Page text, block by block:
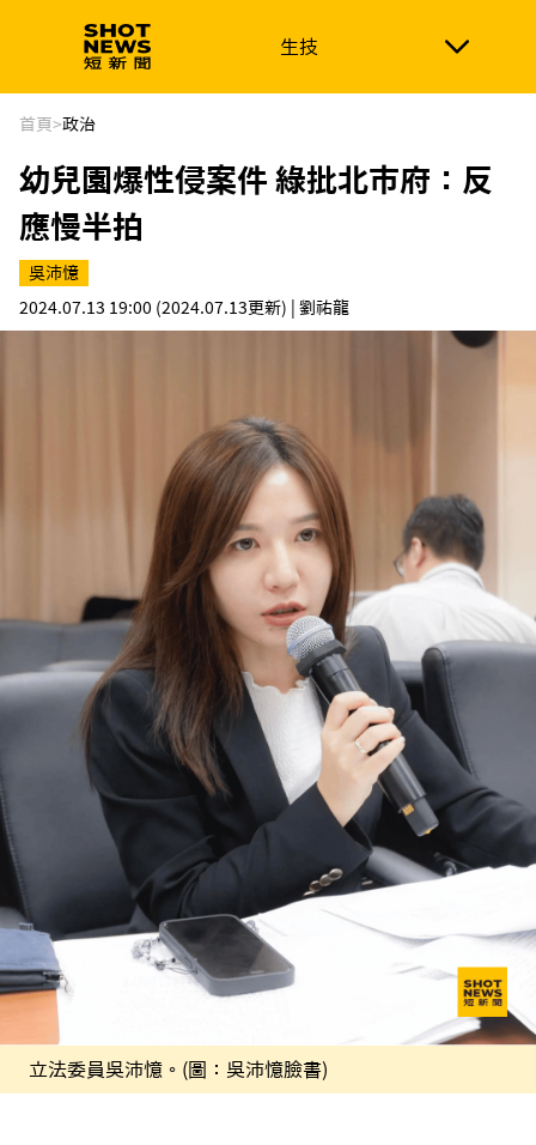
生技
生技 政治
新南向 體育
首頁>政治
幼兒園爆性侵案件 綠批北市府：反
應慢半拍
吳沛憶
2024.07.13 19:00 (2024.07.13更新) | 劉祐龍
立法委員吳沛憶。(圖：吳沛憶臉書)